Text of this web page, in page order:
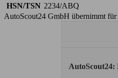
HSN/TSN 2234/ABQ
AutoScout24 GmbH übernimmt
AutoScout24: